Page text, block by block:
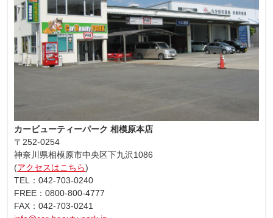
カービューティーパーク 相模原本店
〒252-0254
神奈川県相模原市中央区下九沢1086
(アクセスはこちら)
TEL：042-703-0240
FREE：0800-800-4777
FAX：042-703-0241